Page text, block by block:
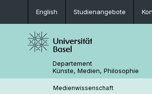
English Studienangebote
Departement
Künste, Medien, Philosophie
Medienwissenschaft